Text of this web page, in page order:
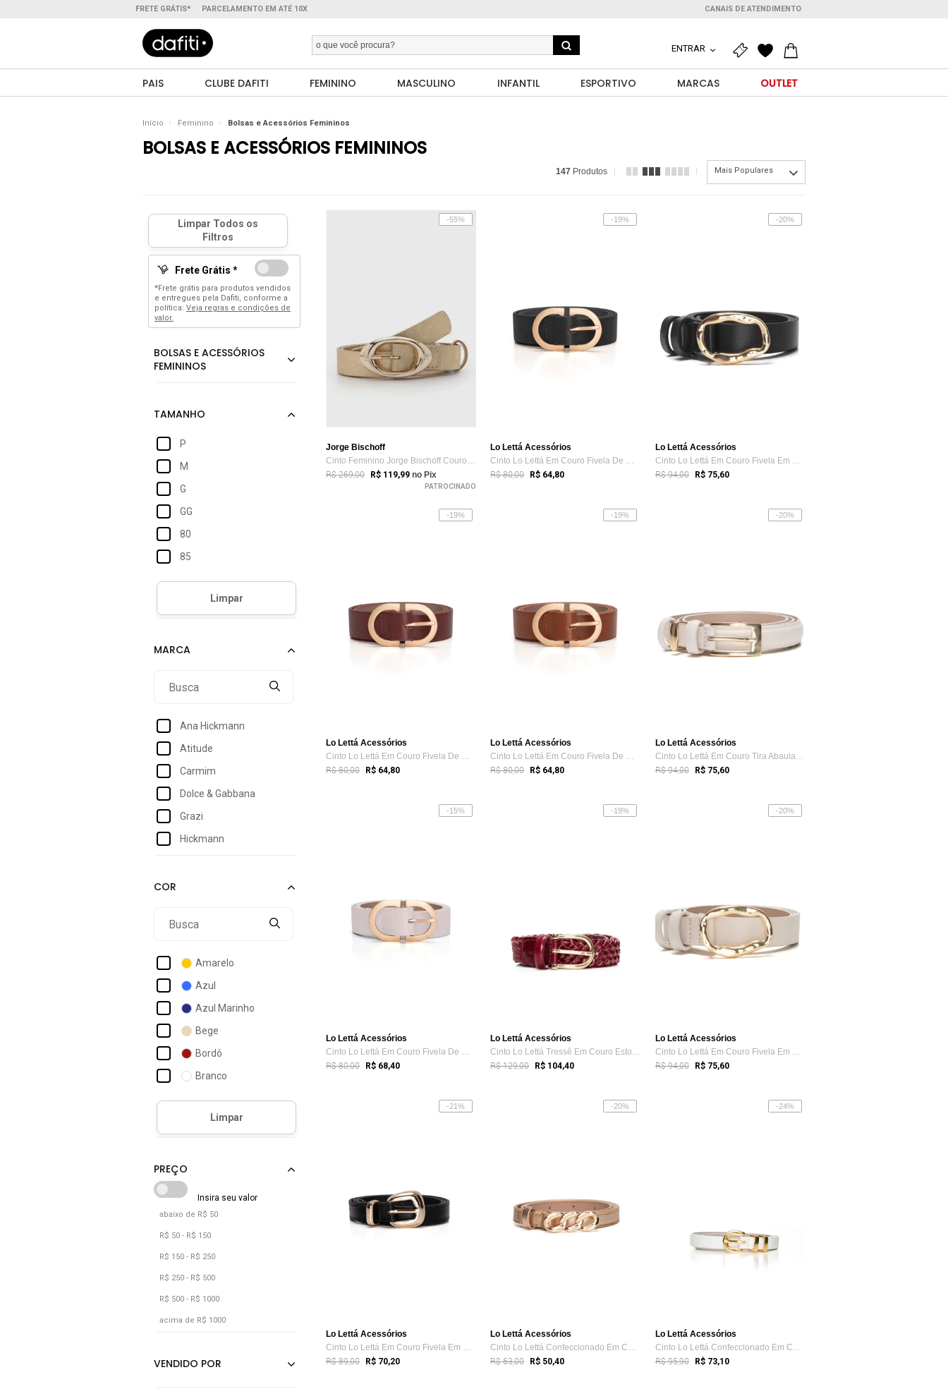
FRETE GRÁTIS* PARCELAMENTO EM ATÉ 10X CANAIS DE ATENDIMENTO
ENTRAR
PAIS CLUBE DAFITI FEMININO MASCULINO INFANTIL ESPORTIVO MARCAS OUTLET
Início Feminino Bolsas e Acessórios Femininos
BOLSAS E ACESSÓRIOS FEMININOS
147 Produtos Mais Populares
Frete Grátis *
*Frete grátis para produtos vendidos
e entregues pela Dafiti, conforme a
política: Veja regras e condições de
valor.
P
M
G
GG
80
85
90
110
Ana Hickmann
Atitude
Carmim
Dolce & Gabbana
Grazi
Hickmann
Luiza Barcelos
Speedo
Amarelo
Azul
Azul Marinho
Bege
Bordô
Branco
Bronze
Café
Coral
Dourado
Estampado
Grafite
Laranja
Lilás
Multicolorido
abaixo de R$ 50
R$ 50 - R$ 150
R$ 150 - R$ 250
R$ 250 - R$ 500
R$ 500 - R$ 1000
acima de R$ 1000
-55%
Jorge Bischoff
Cinto Feminino Jorge Bischoff Couro Five...
R$ 269,00 R$ 119,99 no Pix
PATROCINADO
-19%
Lo Lettá Acessórios
Cinto Lo Lettá Em Couro Fivela De Metal ...
R$ 80,00 R$ 64,80
-20%
Lo Lettá Acessórios
Cinto Lo Lettá Em Couro Fivela Em Metal ...
R$ 94,00 R$ 75,60
-19%
Lo Lettá Acessórios
Cinto Lo Lettá Em Couro Fivela De Metal ...
R$ 80,00 R$ 64,80
-19%
Lo Lettá Acessórios
Cinto Lo Lettá Em Couro Fivela De Metal ...
R$ 80,00 R$ 64,80
-20%
Lo Lettá Acessórios
Cinto Lo Lettá Em Couro Tira Abaulada Pa...
R$ 94,00 R$ 75,60
-15%
Lo Lettá Acessórios
Cinto Lo Lettá Em Couro Fivela De Metal ...
R$ 80,00 R$ 68,40
-19%
Lo Lettá Acessórios
Cinto Lo Lettá Tressê Em Couro Estonado ...
R$ 129,00 R$ 104,40
-20%
Lo Lettá Acessórios
Cinto Lo Lettá Em Couro Fivela Em Metal ...
R$ 94,00 R$ 75,60
-21%
Lo Lettá Acessórios
Cinto Lo Lettá Em Couro Fivela Em Metal ...
R$ 89,00 R$ 70,20
-20%
Lo Lettá Acessórios
Cinto Lo Lettá Confeccionado Em Couro Ti...
R$ 63,00 R$ 50,40
-24%
Lo Lettá Acessórios
Cinto Lo Lettá Confeccionado Em Couro Ti...
R$ 95,90 R$ 73,10